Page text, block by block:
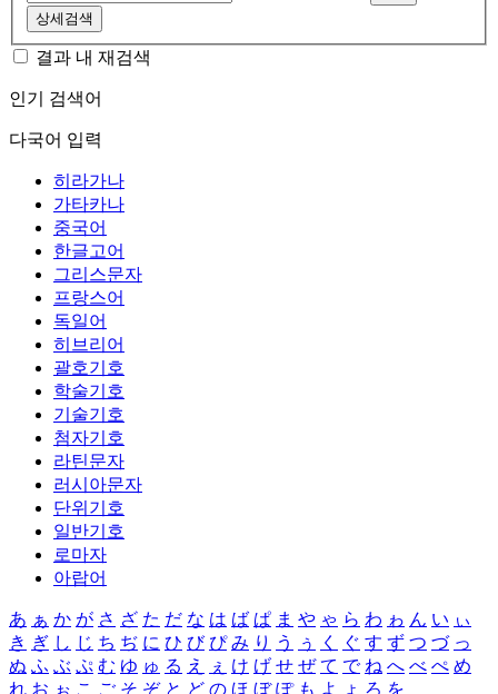
상세검색
결과 내 재검색
인기 검색어
다국어 입력
히라가나
가타카나
중국어
한글고어
그리스문자
프랑스어
독일어
히브리어
괄호기호
학술기호
기술기호
첨자기호
라틴문자
러시아문자
단위기호
일반기호
로마자
아랍어
あ ぁ か が さ ざ た だ な は ば ぱ ま や ゃ ら わ ゎ ん い ぃ
き ぎ し じ ち ぢ に ひ び ぴ み り う ぅ く ぐ す ず つ づ っ
ぬ ふ ぶ ぷ む ゆ ゅ る え ぇ け げ せ ぜ て で ね へ べ ぺ め
れ お ぉ こ ご そ ぞ と ど の ほ ぼ ぽ も よ ょ ろ を